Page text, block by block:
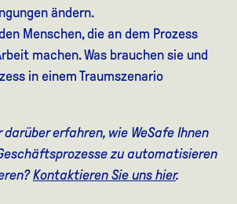
ändern.
Menschen, die an dem Prozess
machen. Was brauchen sie und
in einem Traumszenario
erfahren, wie WeSafe Ihnen
zu automatisieren
Kontaktieren Sie uns hier.